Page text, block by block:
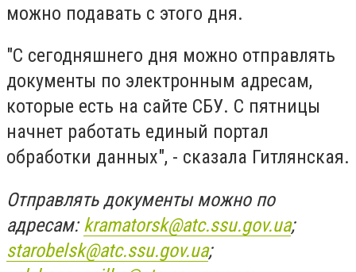
можно подавать с этого дня.
"С сегодняшнего дня можно отправлять
документы по электронным адресам,
которые есть на сайте СБУ. С пятницы
начнет работать единый портал
обработки данных", - сказала Гитлянская.
Отправлять документы можно по
адресам:kramatorsk@atc.ssu.gov.ua;
starobelsk@atc.ssu.gov.ua;